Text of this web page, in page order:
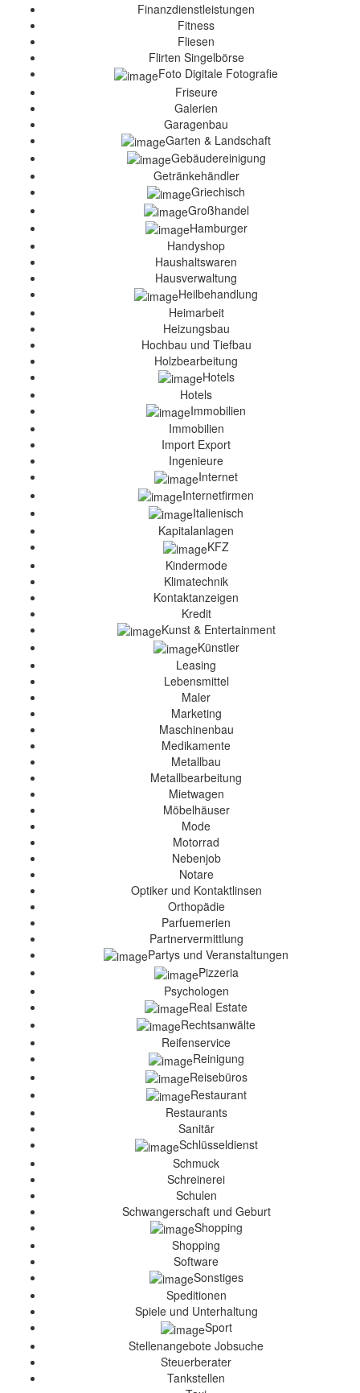
Finanzdienstleistungen
Fitness
Fliesen
Flirten Singelbörse
Foto Digitale Fotografie
Friseure
Galerien
Garagenbau
Garten & Landschaft
Gebäudereinigung
Getränkehändler
Griechisch
Großhandel
Hamburger
Handyshop
Haushaltswaren
Hausverwaltung
Heilbehandlung
Heimarbeit
Heizungsbau
Hochbau und Tiefbau
Holzbearbeitung
Hotels
Hotels
Immobilien
Immobilien
Import Export
Ingenieure
Internet
Internetfirmen
Italienisch
Kapitalanlagen
KFZ
Kindermode
Klimatechnik
Kontaktanzeigen
Kredit
Kunst & Entertainment
Künstler
Leasing
Lebensmittel
Maler
Marketing
Maschinenbau
Medikamente
Metallbau
Metallbearbeitung
Mietwagen
Möbelhäuser
Mode
Motorrad
Nebenjob
Notare
Optiker und Kontaktlinsen
Orthopädie
Parfuemerien
Partnervermittlung
Partys und Veranstaltungen
Pizzeria
Psychologen
Real Estate
Rechtsanwälte
Reifenservice
Reinigung
Reisebüros
Restaurant
Restaurants
Sanitär
Schlüsseldienst
Schmuck
Schreinerei
Schulen
Schwangerschaft und Geburt
Shopping
Shopping
Software
Sonstiges
Speditionen
Spiele und Unterhaltung
Sport
Stellenangebote Jobsuche
Steuerberater
Tankstellen